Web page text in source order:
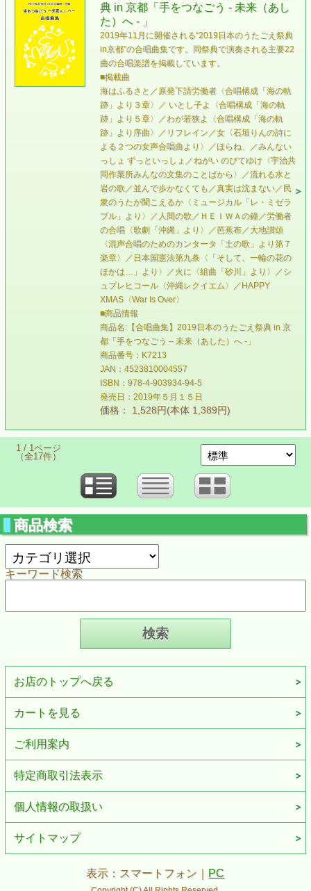
典 in 京都「手をつなごう - 未来（あし
た）へ - 」
2019年11月に開催される“2019日本のうたごえ祭典
in京都”の合唱曲集です。同祭典で演奏される主要22
曲の合唱楽譜を掲載しています。
■掲載曲
海はふるさと／原発下請労働者〈合唱構成「海の軌
跡」より３章〉／ いとし子よ〈合唱構成「海の軌
跡」より５章〉／わが若狭よ〈合唱構成「海の軌
跡」より序曲〉／リフレイン／女〈石垣りんの詩に
よる２つの女声合唱曲より〉／ほらね、／みんない
っしょ ずっといっしょ／ねがい のびてゆけ〈宇治共
同作業所みんなの文集のことばから〉／流れる水と
岩の歌／並んで歩かなくても／真実は沈まない／民
衆のうたが聞こえるか〈ミュージカル「レ・ミゼラ
ブル」より〉／人間の歌／ＨＥＩＷＡの鐘／労働者
の合唱〈歌劇「沖縄」より〉／芭蕉布／大地讃頌
〈混声合唱のためのカンタータ「土の歌」より第７
楽章〉／日本国憲法第九条〈「そして、一輪の花の
ほかは…」より〉／火に〈組曲「砂川」より〉／シ
ュプレヒコール〈沖縄レクイエム〉／HAPPY
XMAS〈War Is Over〉
■商品情報
商品名:【合唱曲集】2019日本のうたごえ祭典 in 京
都「手をつなごう – 未来（あした）へ -」
商品番号：K7213
JAN：4523810004557
ISBN：978-4-903934-94-5
発売日：2019年５月１５日
価格： 1,528円(本体 1,389円)
1 / 1ページ
（全17件）
商品検索
キーワード検索
お店のトップへ戻る
カートを見る
ご利用案内
特定商取引法表示
個人情報の取扱い
サイトマップ
表示：スマートフォン｜ PC